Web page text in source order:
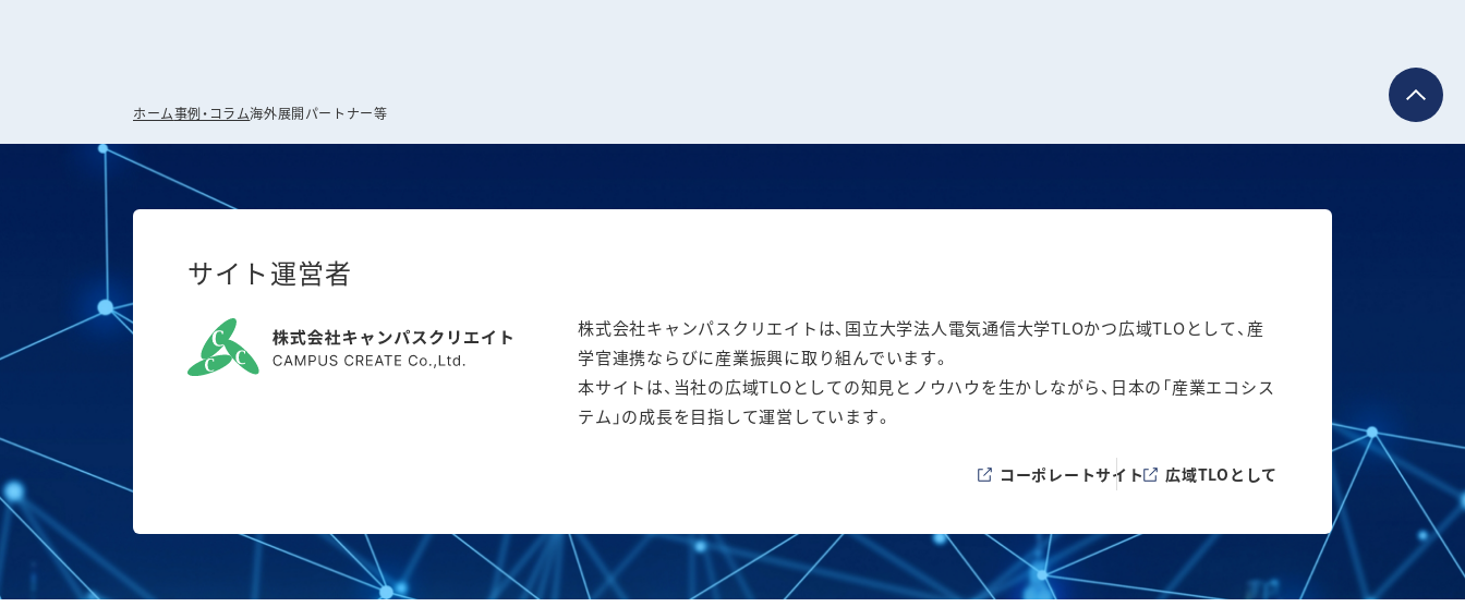
ホーム事例・コラム海外展開パートナー等
サイト運営者
株式会社キャンパスクリエイトは、国立大学法人電気通信大学TLOかつ広域TLOとして、産
学官連携ならびに産業振興に取り組んでいます。
本サイトは、当社の広域TLOとしての知見とノウハウを生かしながら、日本の「産業エコシス
テム」の成長を目指して運営しています。
コーポレートサイト 広域TLOとして